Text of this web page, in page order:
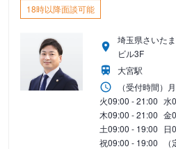
18時以降面談可能
埼玉県さいた
ビル3F
大宮駅
（受付時間） 月
火09:00 - 21:00 水
木09:00 - 21:00 金
土09:00 - 19:00 日
祝09:00 - 19:00